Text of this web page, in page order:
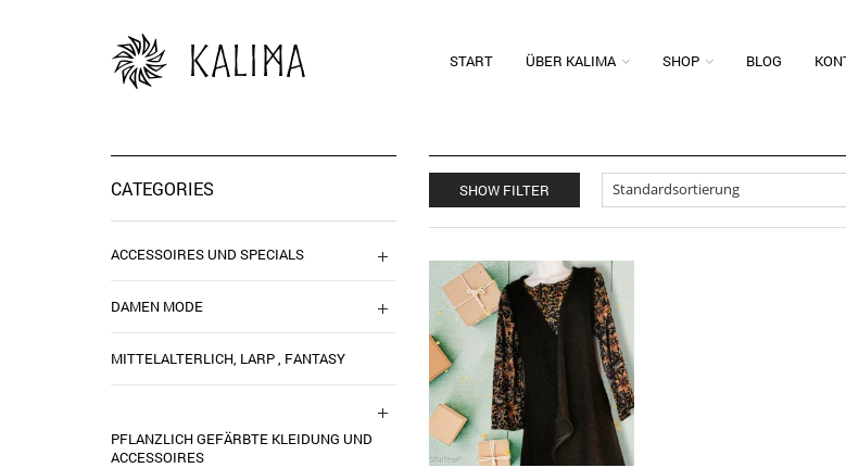
START ÜBER KALIMA SHOP BLOG
SHOW FILTER
CATEGORIES
ACCESSOIRES UND SPECIALS
DAMEN MODE
MITTELALTERLICH, LARP , FANTASY
PFLANZLICH GEFÄRBTE KLEIDUNG UND
ACCESSOIRES